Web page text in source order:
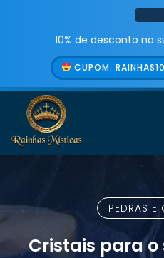
10% de desconto na
CUPOM:
PEDRAS E
Cristais para o